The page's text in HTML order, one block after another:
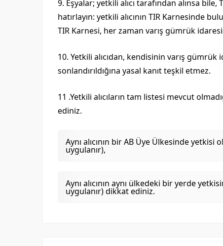
9. Eşyalar; yetkili alıcı tarafından alınsa
hatırlayın: yetkili alıcının TIR Karnesinde
TIR Karnesi, her zaman varış gümrük
10. Yetkili alıcıdan, kendisinin varış
sonlandırıldığına yasal kanıt teşkil etmez.
11 .Yetkili alıcıların tam listesi mevcut
ediniz.
Aynı alıcının bir AB Üye Ülkesinde
uygulanır),
Aynı alıcının aynı ülkedeki bir yerde
uygulanır) dikkat ediniz.